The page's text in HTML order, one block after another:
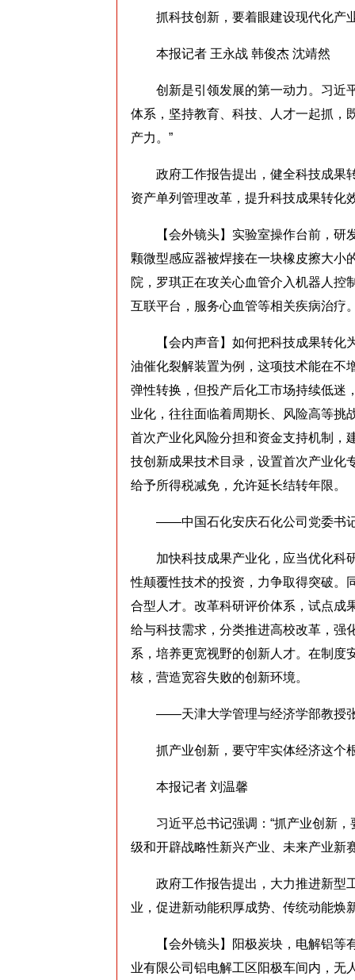
抓科技创新，要着眼建设现代化产
本报记者 王永战 韩俊杰 沈靖然
创新是引领发展的第一动力。习近平
体系，坚持教育、科技、人才一起抓，
产力。”
政府工作报告提出，健全科技成果
资产单列管理改革，提升科技成果转化
【会外镜头】实验室操作台前，研
颗微型感应器被焊接在一块橡皮擦大小
院，罗琪正在攻关心血管介入机器人控
互联平台，服务心血管等相关疾病治疗
【会内声音】如何把科技成果转化
油催化裂解装置为例，这项技术能在不
弹性转换，但投产后化工市场持续低迷
业化，往往面临着周期长、风险高等挑
首次产业化风险分担和资金支持机制，
技创新成果技术目录，设置首次产业化
给予所得税减免，允许延长结转年限。
——中国石化安庆石化公司党委书
加快科技成果产业化，应当优化科
性颠覆性技术的投资，力争取得突破。
合型人才。改革科研评价体系，试点成
给与科技需求，分类推进高校改革，强
系，培养更宽视野的创新人才。在制度
核，营造宽容失败的创新环境。
——天津大学管理与经济学部教授
抓产业创新，要守牢实体经济这个
本报记者 刘温馨
习近平总书记强调：“抓产业创新，
级和开辟战略性新兴产业、未来产业新
政府工作报告提出，大力推进新型
业，促进新动能积厚成势、传统动能焕
【会外镜头】阳极炭块，电解铝等
业有限公司铝电解工区阳极车间内，无